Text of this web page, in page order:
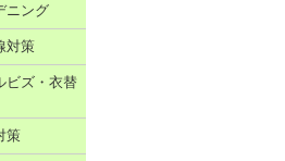
ニング
対策
ビズ・衣替
策